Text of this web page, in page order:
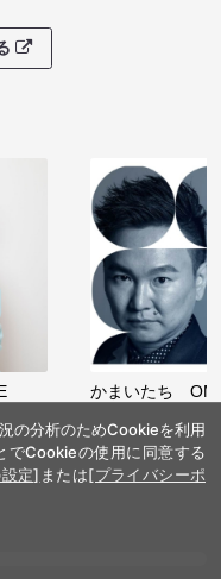
かまいたち
の分析のためCookieを利用
でCookieの使用に同意する
定] または[プライバシーポ